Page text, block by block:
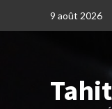
9 août 2026